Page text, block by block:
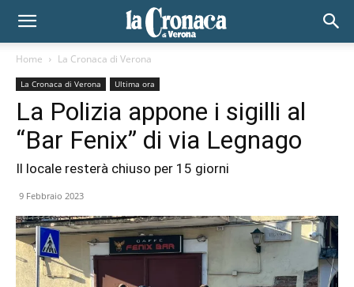
Home La Cronaca di Verona
La Cronaca di Verona Ultima ora
La Polizia appone i sigilli al
“Bar Fenix” di via Legnago
Il locale resterà chiuso per 15 giorni
9 Febbraio 2023